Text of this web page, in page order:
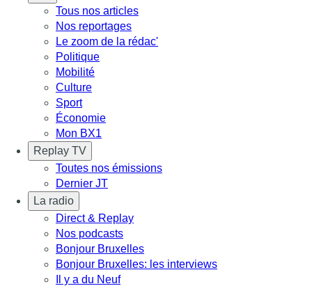
Tous nos articles
Nos reportages
Le zoom de la rédac'
Politique
Mobilité
Culture
Sport
Économie
Mon BX1
Replay TV
Toutes nos émissions
Dernier JT
La radio
Direct & Replay
Nos podcasts
Bonjour Bruxelles
Bonjour Bruxelles: les interviews
Il y a du Neuf